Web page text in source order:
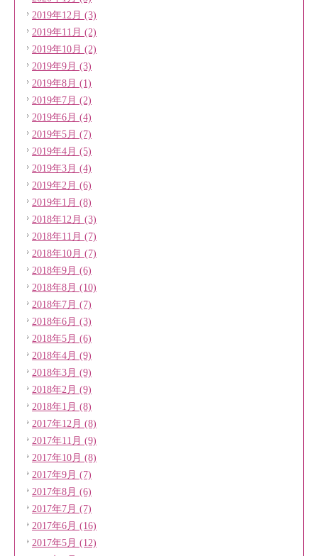
2019年12月 (3)
2019年11月 (2)
2019年10月 (2)
2019年9月 (3)
2019年8月 (1)
2019年7月 (2)
2019年6月 (4)
2019年5月 (7)
2019年4月 (5)
2019年3月 (4)
2019年2月 (6)
2019年1月 (8)
2018年12月 (3)
2018年11月 (7)
2018年10月 (7)
2018年9月 (6)
2018年8月 (10)
2018年7月 (7)
2018年6月 (3)
2018年5月 (6)
2018年4月 (9)
2018年3月 (9)
2018年2月 (9)
2018年1月 (8)
2017年12月 (8)
2017年11月 (9)
2017年10月 (8)
2017年9月 (7)
2017年8月 (6)
2017年7月 (7)
2017年6月 (16)
2017年5月 (12)